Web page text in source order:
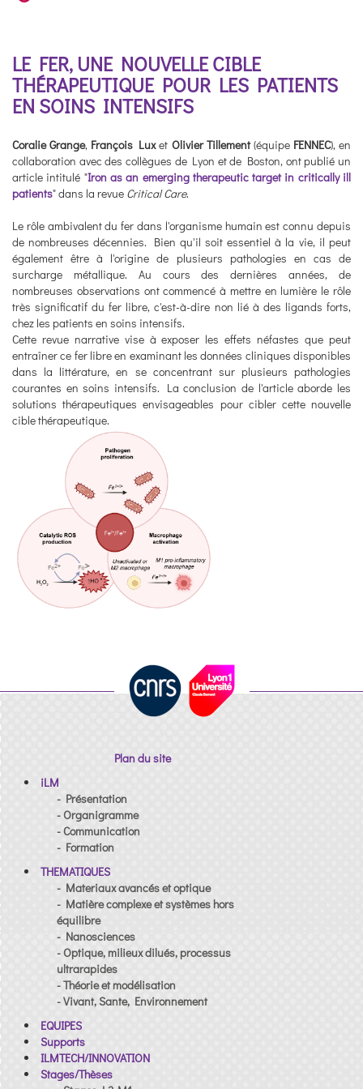
LE FER, UNE NOUVELLE CIBLE
THÉRAPEUTIQUE POUR LES PATIENTS
EN SOINS INTENSIFS
Coralie Grange, François Luxet Olivier Tillement(équipe FENNEC), en
collaboration avec des collègues de Lyon et de Boston, ont publié un
article intitulé "Iron as an emerging therapeutic target in critically ill
patients" dans la revue Critical Care.
Le rôle ambivalent du fer dans l'organisme humain est connu depuis
de nombreuses décennies. Bien qu'il soit essentiel à la vie, il peut
également être à l'origine de plusieurs pathologies en cas de
surcharge métallique. Au cours des dernières années, de
nombreuses observations ont commencé à mettre en lumière le rôle
très significatif du fer libre, c'est-à-dire non lié à des ligands forts,
chez les patients en soins intensifs.
Cette revue narrative vise à exposer les effets néfastes que peut
entraîner ce fer libre en examinant les données cliniques disponibles
dans la littérature, en se concentrant sur plusieurs pathologies
courantes en soins intensifs. La conclusion de l'article aborde les
solutions thérapeutiques envisageables pour cibler cette nouvelle
cible thérapeutique.
Plan du site
iLM
- Présentation
- Organigramme
- Communication
- Formation
THEMATIQUES
- Materiaux avancés et optique
- Matière complexe et systèmes hors
équilibre
- Nanosciences
- Optique, milieux dilués, processus
ultrarapides
- Théorie et modélisation
- Vivant, Sante, Environnement
EQUIPES
Supports
ILMTECH/INNOVATION
Stages/Thèses